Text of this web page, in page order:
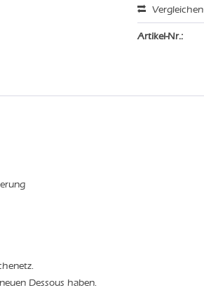
Vergleichen
Artikel-Nr.:
Dessous haben.